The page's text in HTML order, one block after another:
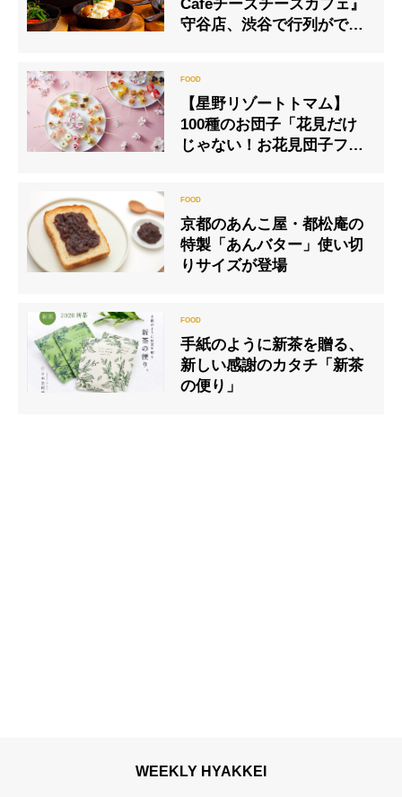
Cafeチーズチーズカフェ』
守谷店、渋谷で行列ができ
【星野リゾートトマム】
100種のお団子「花見だけ
じゃない！お花見団子フェ
京都のあんこ屋・都松庵の
特製「あんバター」使い切
りサイズが登場
手紙のように新茶を贈る、
新しい感謝のカタチ「新茶
の便り」
WEEKLY HYAKKEI